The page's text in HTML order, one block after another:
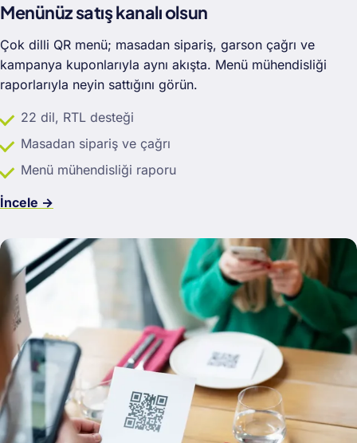
Menünüz satış kanalı olsun
Çok dilli QR menü; masadan sipariş, garson çağrı ve
kampanya kuponlarıyla aynı akışta. Menü mühendisliği
raporlarıyla neyin sattığını görün.
22 dil, RTL desteği
Masadan sipariş ve çağrı
Menü mühendisliği raporu
İncele →